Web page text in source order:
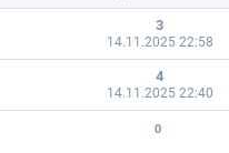
3
14.11.2025 22:58
4
14.11.2025 22:40
0